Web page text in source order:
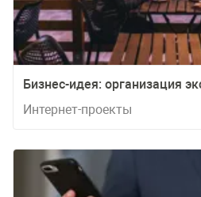
Бизнес-идея: организация
Интернет-проекты